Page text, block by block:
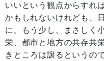
いいという観点からすれ
かもしれないけれども、
に、もう少し、まさしく
栄、都市と地方の共存共
きところは譲るというの